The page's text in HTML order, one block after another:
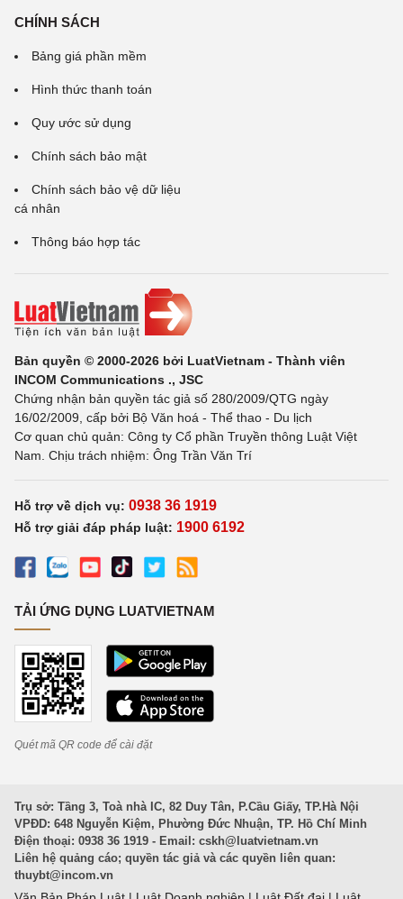
CHÍNH SÁCH
Bảng giá phần mềm
Hình thức thanh toán
Quy ước sử dụng
Chính sách bảo mật
Chính sách bảo vệ dữ liệu
cá nhân
Thông báo hợp tác
Bản quyền © 2000-2026 bởi LuatVietnam - Thành viên
INCOM Communications ., JSC
Chứng nhận bản quyền tác giả số 280/2009/QTG ngày
16/02/2009, cấp bởi Bộ Văn hoá - Thể thao - Du lịch
Cơ quan chủ quản: Công ty Cổ phần Truyền thông Luật Việt
Nam. Chịu trách nhiệm: Ông Trần Văn Trí
Hỗ trợ về dịch vụ: 0938 36 1919
Hỗ trợ giải đáp pháp luật: 1900 6192
TẢI ỨNG DỤNG LUATVIETNAM
Quét mã QR code để cài đặt
Trụ sở: Tầng 3, Toà nhà IC, 82 Duy Tân, P.Cầu Giấy, TP.Hà Nội
VPĐD: 648 Nguyễn Kiệm, Phường Đức Nhuận, TP. Hồ Chí Minh
Điện thoại: 0938 36 1919 - Email: cskh@luatvietnam.vn
Liên hệ quảng cáo; quyền tác giả và các quyền liên quan:
thuybt@incom.vn